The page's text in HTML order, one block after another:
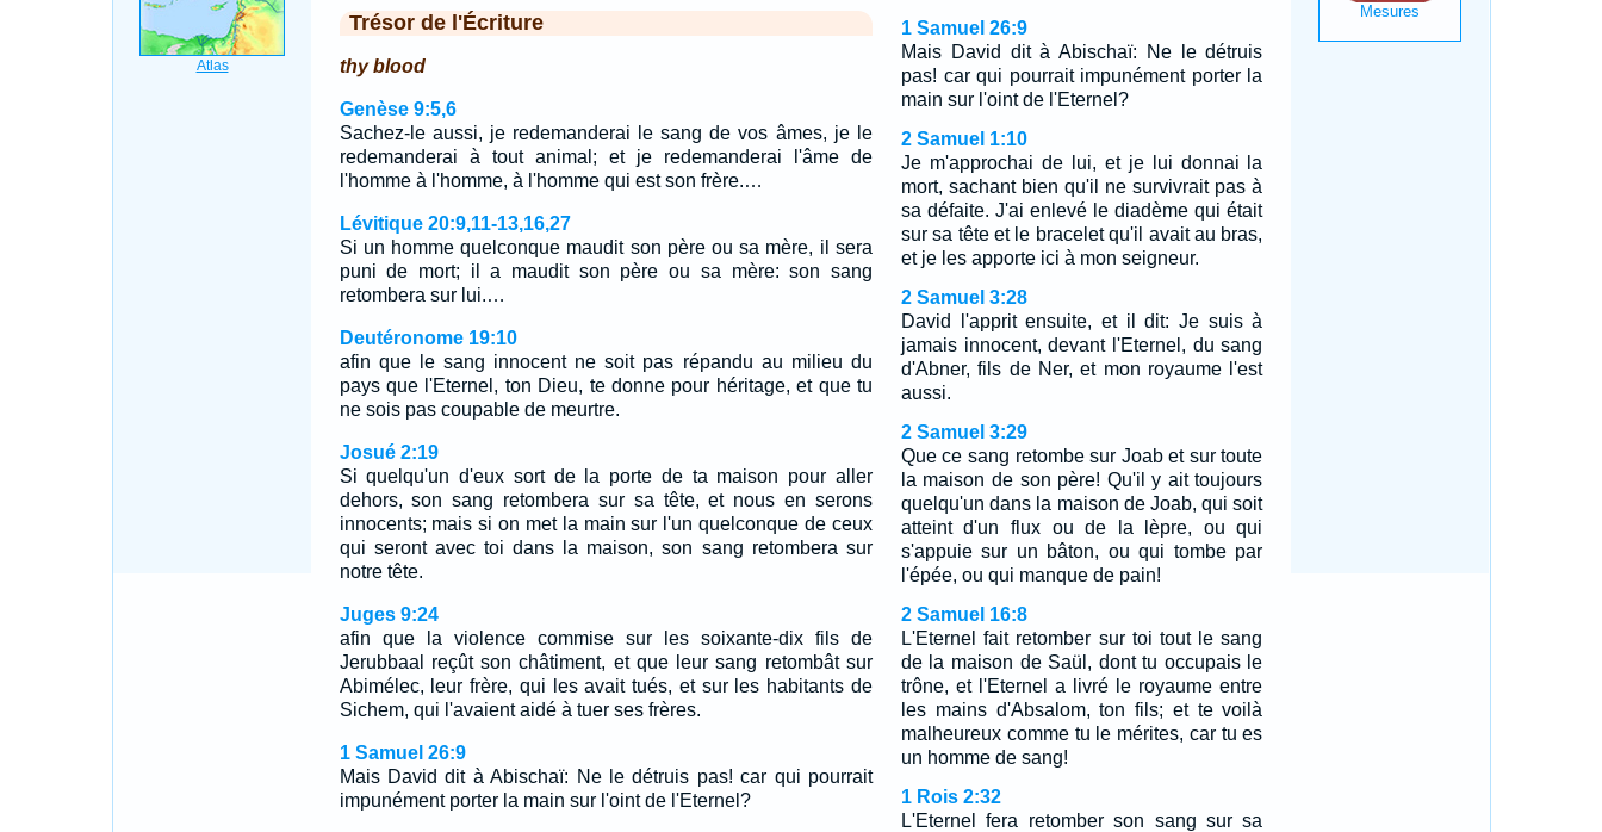
Trésor de l'Écriture
thy blood
Genèse 9:5,6
Sachez-le aussi, je redemanderai le sang de vos âmes, je le
redemanderai à tout animal; et je redemanderai l'âme de
l'homme à l'homme, à l'homme qui est son frère.…
Lévitique 20:9,11-13,16,27
Si un homme quelconque maudit son père ou sa mère, il sera
puni de mort; il a maudit son père ou sa mère: son sang
retombera sur lui.…
Deutéronome 19:10
afin que le sang innocent ne soit pas répandu au milieu du
pays que l'Eternel, ton Dieu, te donne pour héritage, et que tu
ne sois pas coupable de meurtre.
Josué 2:19
Si quelqu'un d'eux sort de la porte de ta maison pour aller
dehors, son sang retombera sur sa tête, et nous en serons
innocents; mais si on met la main sur l'un quelconque de ceux
qui seront avec toi dans la maison, son sang retombera sur
notre tête.
Juges 9:24
afin que la violence commise sur les soixante-dix fils de
Jerubbaal reçût son châtiment, et que leur sang retombât sur
Abimélec, leur frère, qui les avait tués, et sur les habitants de
Sichem, qui l'avaient aidé à tuer ses frères.
1 Samuel 26:9
Mais David dit à Abischaï: Ne le détruis pas! car qui pourrait
impunément porter la main sur l'oint de l'Eternel?
1 Samuel 26:9
Mais David dit à Abischaï: Ne le détruis
pas! car qui pourrait impunément porter la
main sur l'oint de l'Eternel?
2 Samuel 1:10
Je m'approchai de lui, et je lui donnai la
mort, sachant bien qu'il ne survivrait pas à
sa défaite. J'ai enlevé le diadème qui était
sur sa tête et le bracelet qu'il avait au bras,
et je les apporte ici à mon seigneur.
2 Samuel 3:28
David l'apprit ensuite, et il dit: Je suis à
jamais innocent, devant l'Eternel, du sang
d'Abner, fils de Ner, et mon royaume l'est
aussi.
2 Samuel 3:29
Que ce sang retombe sur Joab et sur toute
la maison de son père! Qu'il y ait toujours
quelqu'un dans la maison de Joab, qui soit
atteint d'un flux ou de la lèpre, ou qui
s'appuie sur un bâton, ou qui tombe par
l'épée, ou qui manque de pain!
2 Samuel 16:8
L'Eternel fait retomber sur toi tout le sang
de la maison de Saül, dont tu occupais le
trône, et l'Eternel a livré le royaume entre
les mains d'Absalom, ton fils; et te voilà
malheureux comme tu le mérites, car tu es
un homme de sang!
1 Rois 2:32
L'Eternel fera retomber son sang sur sa